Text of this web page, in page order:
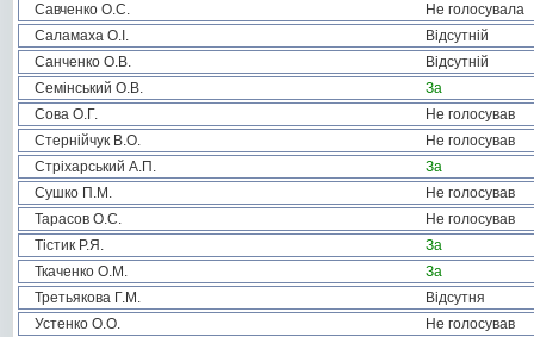
Савченко О.С.
Не голосувала
Саламаха О.І.
Відсутній
Санченко О.В.
Відсутній
Семінський О.В.
За
Сова О.Г.
Не голосував
Стернійчук В.О.
Не голосував
Стріхарський А.П.
За
Сушко П.М.
Не голосував
Тарасов О.С.
Не голосував
Тістик Р.Я.
За
Ткаченко О.М.
За
Третьякова Г.М.
Відсутня
Устенко О.О.
Не голосував